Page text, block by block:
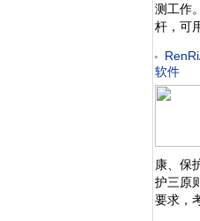
测工作
杆，可
所，为
护。此
软件
康、保
护三原
要求，